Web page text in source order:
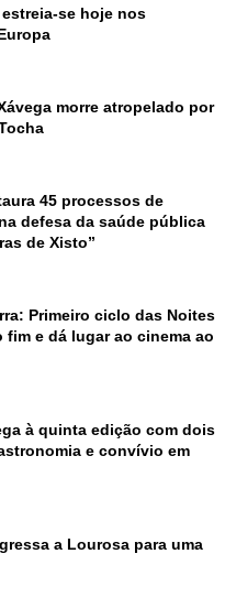
se hoje nos
morre atropelado por
45 processos de
defesa da saúde pública
de Xisto”
Primeiro ciclo das Noites
fim e dá lugar ao cinema ao
à quinta edição com dois
e convívio em
a Lourosa para uma